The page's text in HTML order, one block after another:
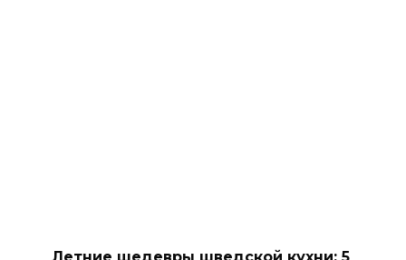
Летние шедевры шведской кухни: 5